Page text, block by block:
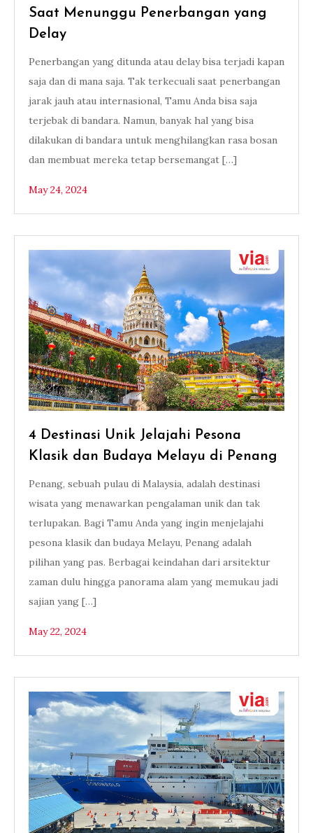
Saat Menunggu Penerbangan yang
Delay
Penerbangan yang ditunda atau delay bisa terjadi kapan
saja dan di mana saja. Tak terkecuali saat penerbangan
jarak jauh atau internasional, Tamu Anda bisa saja
terjebak di bandara. Namun, banyak hal yang bisa
dilakukan di bandara untuk menghilangkan rasa bosan
dan membuat mereka tetap bersemangat […]
May 24, 2024
4 Destinasi Unik Jelajahi Pesona
Klasik dan Budaya Melayu di Penang
Penang, sebuah pulau di Malaysia, adalah destinasi
wisata yang menawarkan pengalaman unik dan tak
terlupakan. Bagi Tamu Anda yang ingin menjelajahi
pesona klasik dan budaya Melayu, Penang adalah
pilihan yang pas. Berbagai keindahan dari arsitektur
zaman dulu hingga panorama alam yang memukau jadi
sajian yang […]
May 22, 2024